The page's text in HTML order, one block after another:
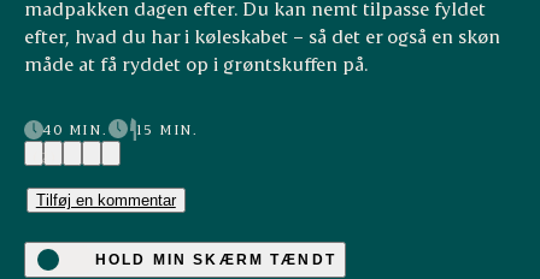
madpakken dagen efter. Du kan nemt tilpasse fyldet
efter, hvad du har i køleskabet – så det er også en skøn
måde at få ryddet op i grøntskuffen på.
40 MIN.
15 MIN.
(2)
Tilføj en kommentar
HOLD MIN SKÆRM TÆNDT